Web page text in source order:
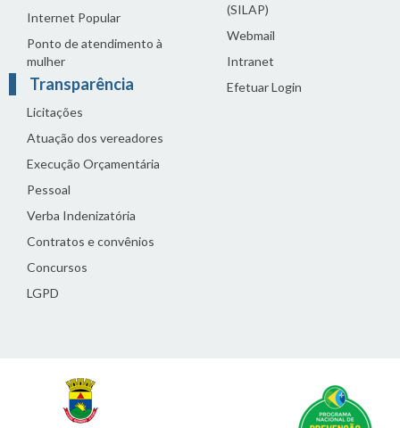
Internet Popular
Ponto de atendimento à
mulher
Transparência
Licitações
Atuação dos vereadores
Execução Orçamentária
Pessoal
Verba Indenizatória
Contratos e convênios
Concursos
LGPD
(SILAP)
Webmail
Intranet
Efetuar Login